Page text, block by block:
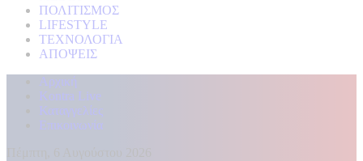
ΠΟΛΙΤΙΣΜΟΣ
LIFESTYLE
ΤΕΧΝΟΛΟΓΙΑ
ΑΠΟΨΕΙΣ
Αρχική
Kontra Live
Καταγγελίες
Επικοινωνία